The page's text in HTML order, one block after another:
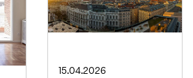
15.04.2026